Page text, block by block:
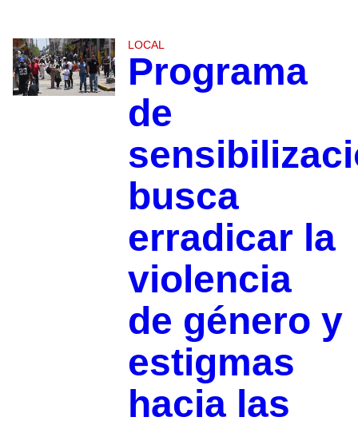
LOCAL
Programa
de
busca
erradicar la
violencia
de género y
estigmas
hacia las